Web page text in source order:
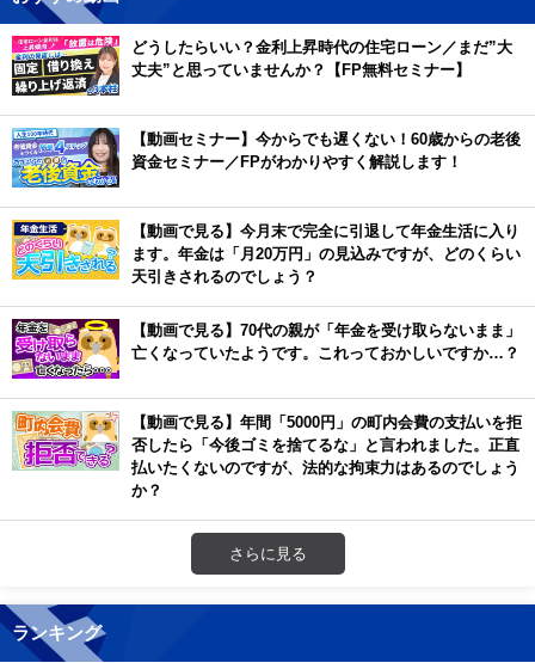
どうしたらいい？金利上昇時代の住宅ローン／まだ”大
丈夫”と思っていませんか？【FP無料セミナー】
【動画セミナー】今からでも遅くない！60歳からの老後
資金セミナー／FPがわかりやすく解説します！
【動画で見る】今月末で完全に引退して年金生活に入り
ます。年金は「月20万円」の見込みですが、どのくらい
天引きされるのでしょう？
【動画で見る】70代の親が「年金を受け取らないまま」
亡くなっていたようです。これっておかしいですか…？
【動画で見る】年間「5000円」の町内会費の支払いを拒
否したら「今後ゴミを捨てるな」と言われました。正直
払いたくないのですが、法的な拘束力はあるのでしょう
か？
さらに見る
ランキング